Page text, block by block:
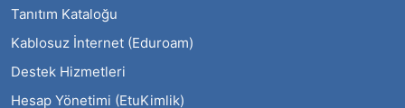
Tanıtım Kataloğu
Kablosuz İnternet (Eduroam)
Destek Hizmetleri
Hesap Yönetimi (EtuKimlik)